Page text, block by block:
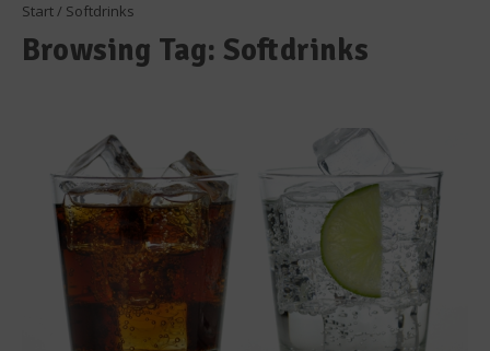
Start/ Softdrinks
Browsing Tag: Softdrinks